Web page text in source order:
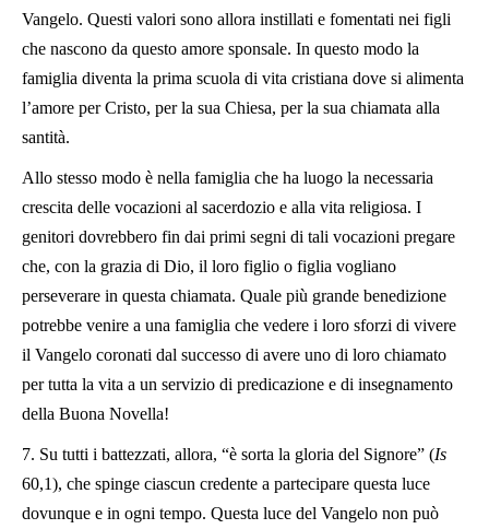
Vangelo. Questi valori sono allora instillati e fomentati nei figli
che nascono da questo amore sponsale. In questo modo la
famiglia diventa la prima scuola di vita cristiana dove si alimenta
l’amore per Cristo, per la sua Chiesa, per la sua chiamata alla
santità.
Allo stesso modo è nella famiglia che ha luogo la necessaria
crescita delle vocazioni al sacerdozio e alla vita religiosa. I
genitori dovrebbero fin dai primi segni di tali vocazioni pregare
che, con la grazia di Dio, il loro figlio o figlia vogliano
perseverare in questa chiamata. Quale più grande benedizione
potrebbe venire a una famiglia che vedere i loro sforzi di vivere
il Vangelo coronati dal successo di avere uno di loro chiamato
per tutta la vita a un servizio di predicazione e di insegnamento
della Buona Novella!
7. Su tutti i battezzati, allora, “è sorta la gloria del Signore” (Is
60,1), che spinge ciascun credente a partecipare questa luce
dovunque e in ogni tempo. Questa luce del Vangelo non può